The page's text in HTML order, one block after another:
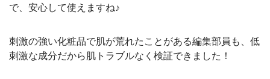
で、安心して使えますね♪
刺激の強い化粧品で肌が荒れたことがある編集部員も、低
刺激な成分だから肌トラブルなく検証できました！